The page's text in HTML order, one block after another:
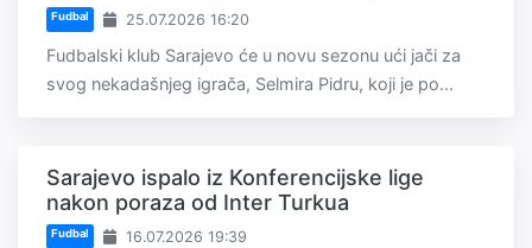
Fudbal 25.07.2026 16:20
Fudbalski klub Sarajevo će u novu sezonu ući jači za
svog nekadašnjeg igrača, Selmira Pidru, koji je po...
Sarajevo ispalo iz Konferencijske lige
nakon poraza od Inter Turkua
Fudbal 16.07.2026 19:39